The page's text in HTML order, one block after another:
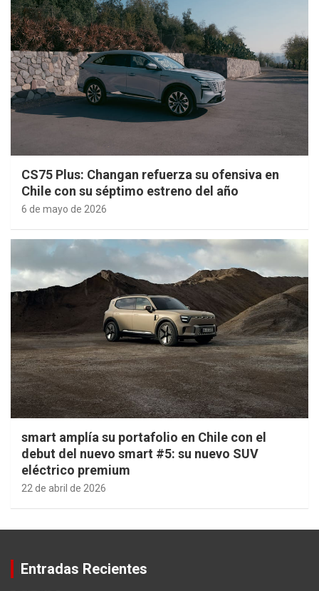
CS75 Plus: Changan refuerza su ofensiva en
Chile con su séptimo estreno del año
6 de mayo de 2026
smart amplía su portafolio en Chile con el
debut del nuevo smart #5: su nuevo SUV
eléctrico premium
22 de abril de 2026
Entradas Recientes